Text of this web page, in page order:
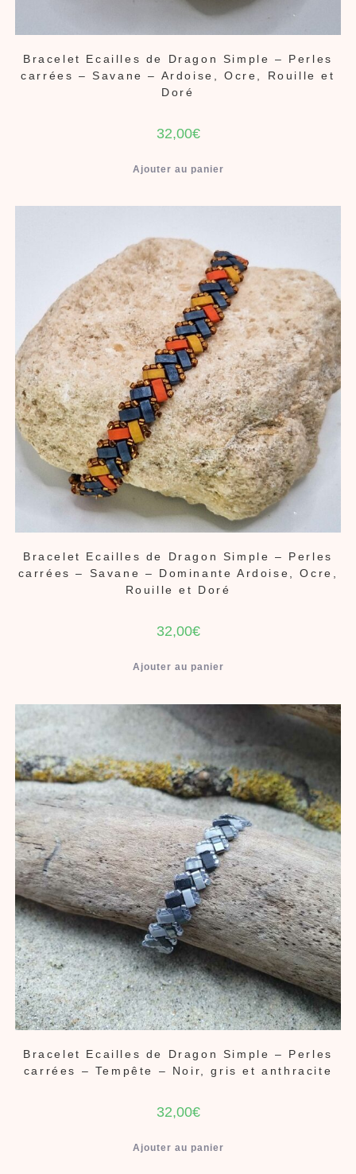
Bracelet Ecailles de Dragon Simple – Perles
carrées – Savane – Ardoise, Ocre, Rouille et
Doré
32,00€
Ajouter au panier
Bracelet Ecailles de Dragon Simple – Perles
carrées – Savane – Dominante Ardoise, Ocre,
Rouille et Doré
32,00€
Ajouter au panier
Bracelet Ecailles de Dragon Simple – Perles
carrées – Tempête – Noir, gris et anthracite
32,00€
Ajouter au panier